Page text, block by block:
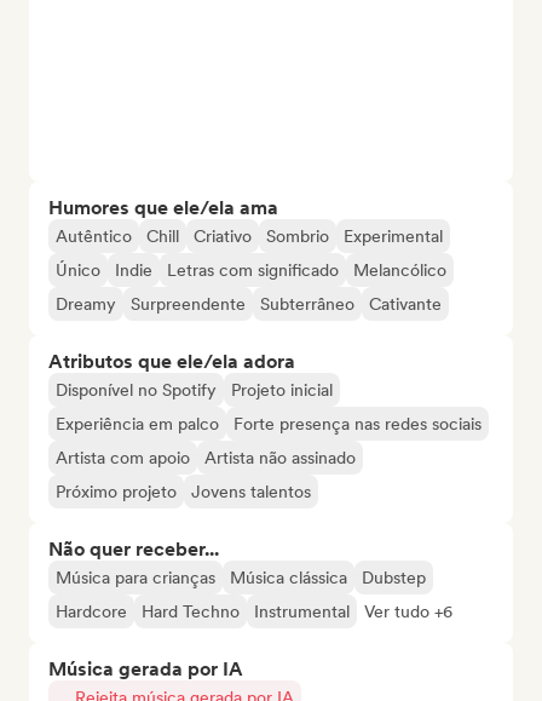
Humores que ele/ela ama
Autêntico Chill Criativo Sombrio
Experimental
Único
Indie Letras com significado
Melancólico
Dreamy
Surpreendente Subterrâneo Cativante
Atributos que ele/ela adora
Disponível no Spotify
Projeto inicial
Experiência em palco
Forte presença nas redes sociais
Artista com apoio
Artista não assinado
Próximo projeto
Jovens talentos
Não quer receber...
Música para crianças Música clássica
Dubstep
Hardcore
Hard Techno Instrumental Ver tudo +6
Música gerada por IA